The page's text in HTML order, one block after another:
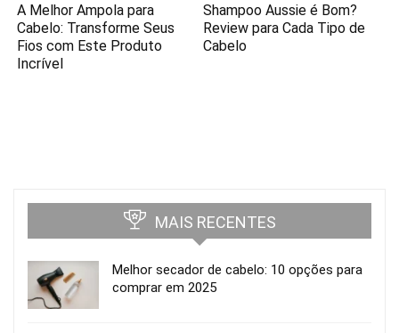
A Melhor Ampola para
Cabelo: Transforme Seus
Fios com Este Produto
Incrível
Shampoo Aussie é Bom?
Review para Cada Tipo de
Cabelo
MAIS RECENTES
Melhor secador de cabelo: 10 opções para
comprar em 2025